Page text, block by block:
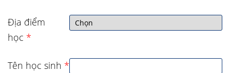
Địa điểm
học *
Tên học sinh *